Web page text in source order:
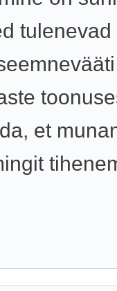
et